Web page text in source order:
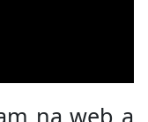
na web a